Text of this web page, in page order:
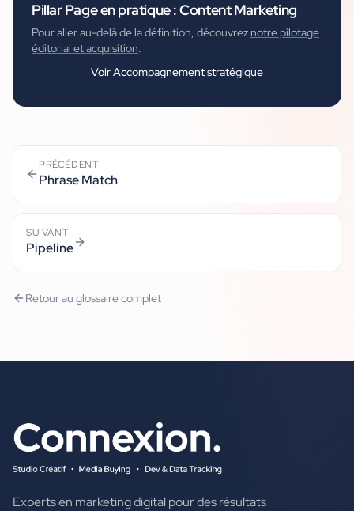
Pillar Pageen pratique :Content Marketing
Pour aller au-delà de la définition, découvrez notre pilotage
éditorial et acquisition.
VoirAccompagnement stratégique
PRÉCÉDENT
Phrase Match
SUIVANT
Pipeline
Retour au glossaire complet
Experts en marketing digital pour des résultats